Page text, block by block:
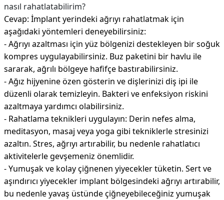
nasıl rahatlatabilirim?
Cevap: İmplant yerindeki ağrıyı rahatlatmak için
aşağıdaki yöntemleri deneyebilirsiniz:
- Ağrıyı azaltması için yüz bölgenizi destekleyen bir soğuk
kompres uygulayabilirsiniz. Buz paketini bir havlu ile
sararak, ağrılı bölgeye hafifçe bastırabilirsiniz.
- Ağız hijyenine özen gösterin ve dişlerinizi diş ipi ile
düzenli olarak temizleyin. Bakteri ve enfeksiyon riskini
azaltmaya yardımcı olabilirsiniz.
- Rahatlama teknikleri uygulayın: Derin nefes alma,
meditasyon, masaj veya yoga gibi tekniklerle stresinizi
azaltın. Stres, ağrıyı artırabilir, bu nedenle rahatlatıcı
aktivitelerle gevşemeniz önemlidir.
- Yumuşak ve kolay çiğnenen yiyecekler tüketin. Sert ve
aşındırıcı yiyecekler implant bölgesindeki ağrıyı artırabilir,
bu nedenle yavaş üstünde çiğneyebileceğiniz yumuşak